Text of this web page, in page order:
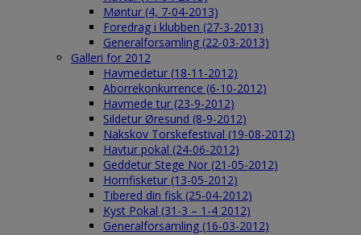
Møntur (4, 7-04-2013)
Foredrag i klubben (27-3-2013)
Generalforsamling (22-03-2013)
Galleri for 2012
Havmedetur (18-11-2012)
Aborrekonkurrence (6-10-2012)
Havmede tur (23-9-2012)
Sildetur Øresund (8-9-2012)
Nakskov Torskefestival (19-08-2012)
Havtur pokal (24-06-2012)
Geddetur Stege Nor (21-05-2012)
Hornfisketur (13-05-2012)
Tibered din fisk (25-04-2012)
Kyst Pokal (31-3 – 1-4 2012)
Generalforsamling (16-03-2012)